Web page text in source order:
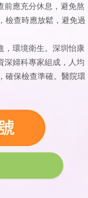
前應充分休息，避免熬
檢查時應放鬆，避免過
，環境衛生。深圳怡康
深婦科專家組成，人均
確保檢查準確。醫院環